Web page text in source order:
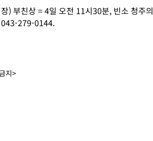
) 부친상 = 4일 오전 11시30분, 빈소 청주의
043-279-0144.
지>